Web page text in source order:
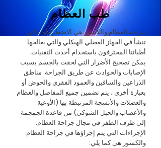
طب العظام
جراحة العظام والكسور هي الاضطرابات التي
تنشأ في الجهاز العضلي الهيكلي والتي يعالجها
أطبائنا المحترفون باستخدام أحدث التقنيات.
يمكن تصحيح الأضرار التي لحقت بالجسم بسبب
الإصابات والحوادث عن طريق الجراحة. مناطق
الذراعين والساقين والعمود الفقري والحوض أو
بعبارة أخرى ، يتم تضمين جميع المفاصل والعظام
والعضلات والأنسجة المرتبطة بها (الأوعية
والأعصاب والحبل الشوكي) من قاعدة الجمجمة
إلى طرف الظفر في مجال جراحة العظام.
الإجراءات التي يتم إجراؤها في جراحة العظام
والكسور هي كما يلي: